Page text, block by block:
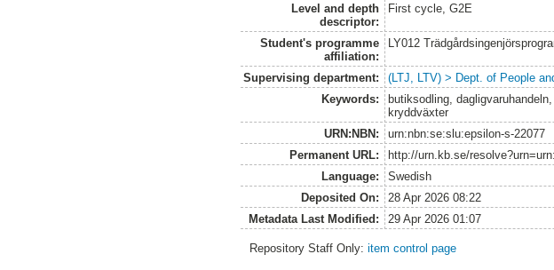
Level and depth
descriptor:
First cycle, G2E
Student's programme
affiliation:
LY012
Supervising department:
(LTJ, LTV) > Dept. of People
Keywords:
butiksodling,
kryddväxter
URN:NBN:
urn:nbn:se:slu:epsilon-s-22077
Permanent URL:
http://urn.kb.se/
Language:
Swedish
Deposited On:
28 Apr 2026 08:22
Metadata Last Modified:
29 Apr 2026 01:07
Repository Staff Only:item control page